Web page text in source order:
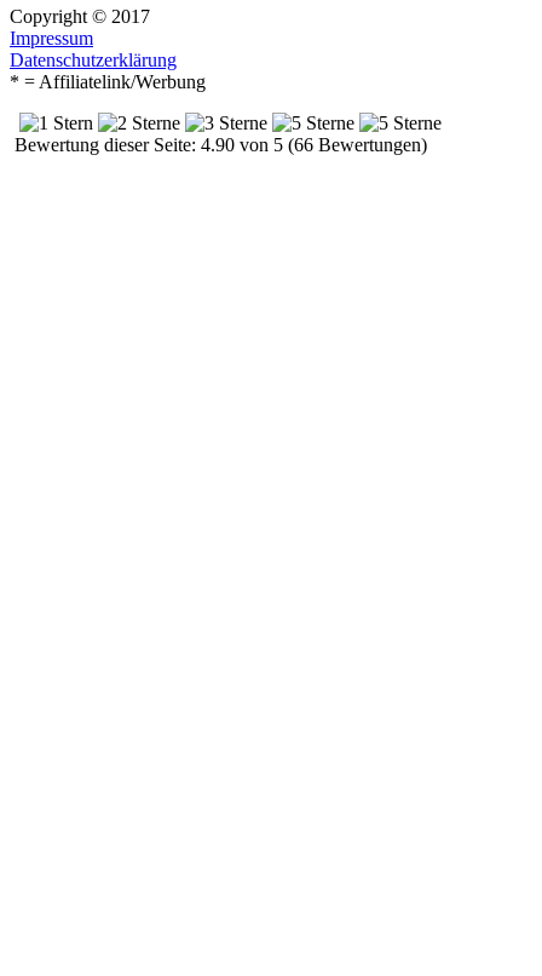
Copyright © 2017
Impressum
Datenschutzerklärung
* = Affiliatelink/Werbung
Bewertung dieser Seite: 4.90 von 5 (66 Bewertungen)